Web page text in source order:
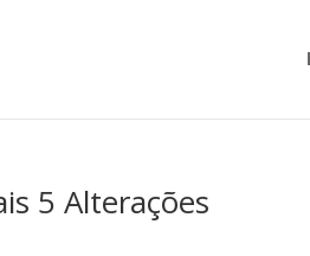
5 Alterações